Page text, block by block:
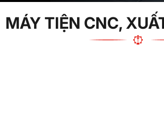
MÁY TIỆN CNC,